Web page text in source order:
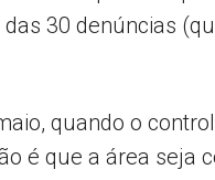
30 denúncias
quando o
é que a área seja